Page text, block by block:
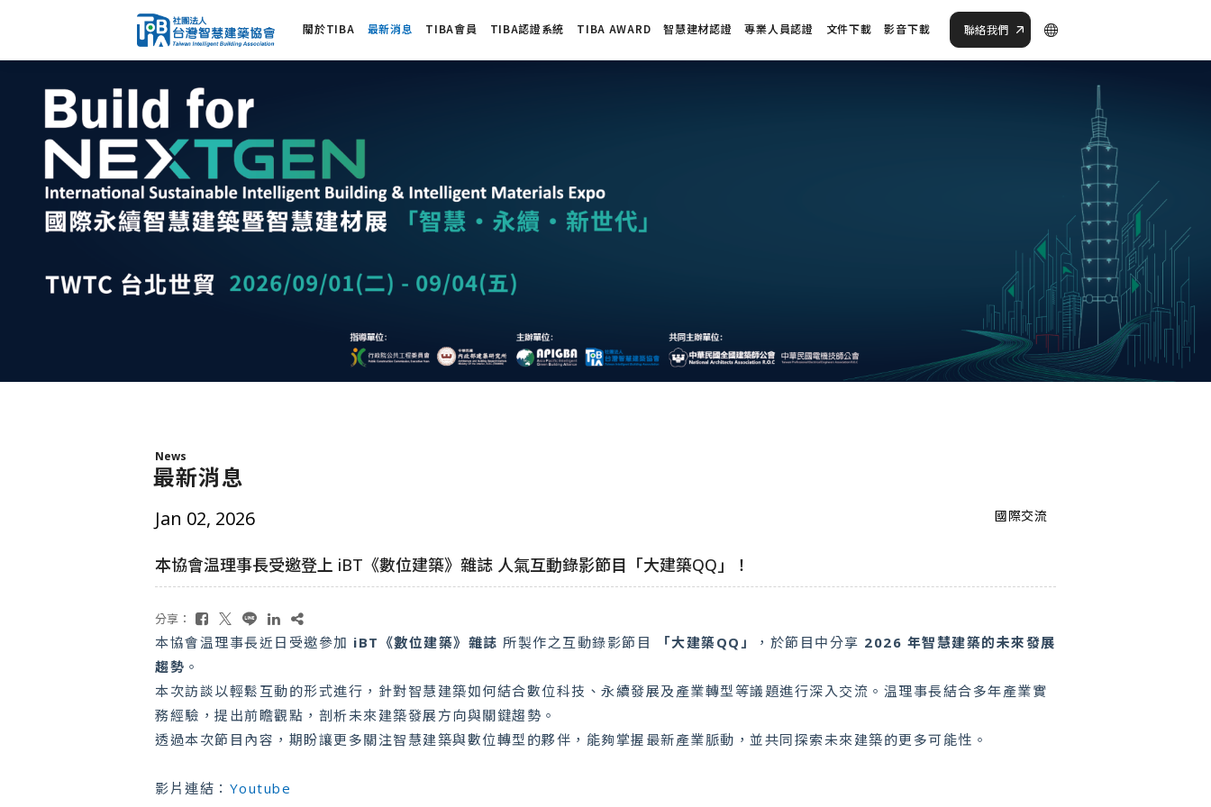
關於TIBA 最新消息 TIBA會員 TIBA認證系統 TIBA AWARD 智慧建材認證 專業人員認證 文件下載 影音下載 聯絡我們
News
最新消息
Jan 02, 2026 國際交流
本協會温理事長受邀登上 iBT《數位建築》雜誌 人氣互動錄影節目「大建築QQ」！
分享：
本協會温理事長近日受邀參加 iBT《數位建築》雜誌 所製作之互動錄影節目 「大建築QQ」 ，於節目中分享 2026 年智慧建築的未來發展
趨勢 。
本次訪談以輕鬆互動的形式進行，針對智慧建築如何結合數位科技、永續發展及產業轉型等議題進行深入交流。温理事長結合多年產業實
務經驗，提出前瞻觀點，剖析未來建築發展方向與關鍵趨勢。
透過本次節目內容，期盼讓更多關注智慧建築與數位轉型的夥伴，能夠掌握最新產業脈動，並共同探索未來建築的更多可能性。
影片連結： Youtube